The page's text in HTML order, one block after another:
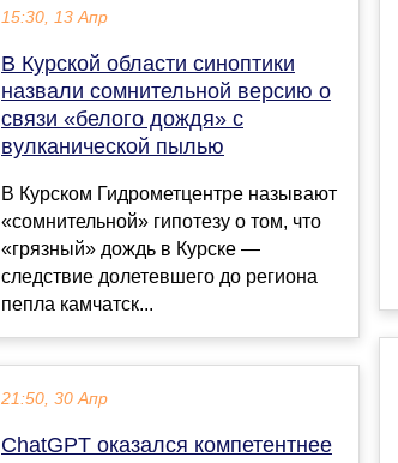
15:30, 13 Апр
В Курской области синоптики
назвали сомнительной версию о
связи «белого дождя» с
вулканической пылью
В Курском Гидрометцентре называют
«сомнительной» гипотезу о том, что
«грязный» дождь в Курске —
следствие долетевшего до региона
пепла камчатск...
21:50, 30 Апр
ChatGPT оказался компетентнее